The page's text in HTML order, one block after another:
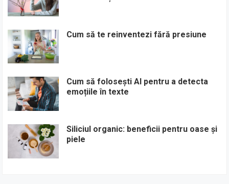
Cum să te reinventezi fără presiune
Cum să folosești AI pentru a detecta
emoțiile în texte
Siliciul organic: beneficii pentru oase și
piele